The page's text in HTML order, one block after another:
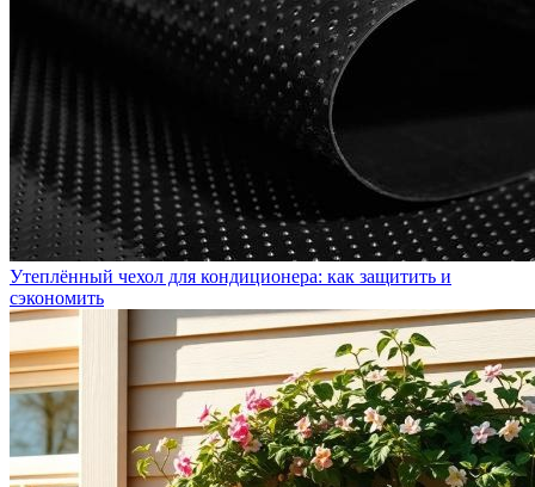
Утеплённый чехол для кондиционера: как защитить и
сэкономить